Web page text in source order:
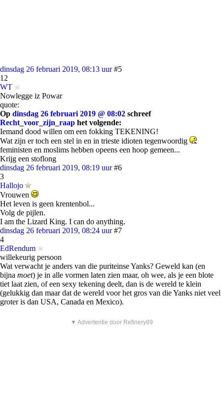
dinsdag 26 februari 2019, 08:13 uur #5
12
WT
Nowlegge iz Powar
quote:
Op dinsdag 26 februari 2019 @ 08:02 schreef
Recht_voor_zijn_raap het volgende:
Iemand dood willen om een fokking TEKENING!
Wat zijn er toch een stel in en in trieste idioten tegenwoordig
feministen en moslims hebben opeens een hoop gemeen...
Krijg een stoflong
dinsdag 26 februari 2019, 08:19 uur #6
3
Hallojo
Vrouwen
Het leven is geen krentenbol...
Volg de pijlen.
I am the Lizard King. I can do anything.
dinsdag 26 februari 2019, 08:24 uur #7
4
EdRendum
willekeurig persoon
Wat verwacht je anders van die puriteinse Yanks? Geweld kan (en
bijna moet) je in alle vormen laten zien maar, oh wee, als je een blote
tiet laat zien, of een sexy tekening deelt, dan is de wereld te klein
(gelukkig dan maar dat de wereld voor het gros van die Yanks niet veel
groter is dan USA, Canada en Mexico).
▼ Advertentie door Refinery89